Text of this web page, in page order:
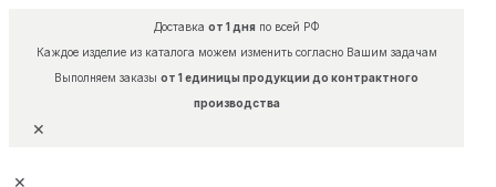
Доставка от 1 дняпо всей РФ
Каждое изделие из каталога можем изменить согласно Вашим задачам
Выполняем заказы от 1 единицы продукции до контрактного
производства
✕
✕